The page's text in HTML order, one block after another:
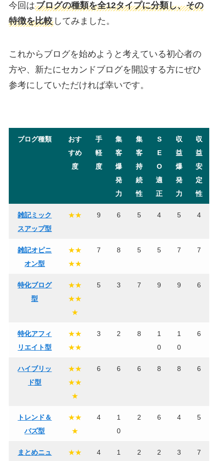
今回はブログの種類を全12タイプに分類し、その
特徴を比較してみました。
これからブログを始めようと考えている初心者の
方や、新たにセカンドブログを開設する方にぜひ
参考にしていただければ幸いです。
ブログ種類
おす
すめ
度
手
軽
度
集
客
爆
発
力
集
客
持
続
性
S
E
O
適
正
収
益
爆
発
力
収
益
安
定
性
雑記ミック
スアップ型
★★ 9 6 5 4 5 4
雑記オピニ
オン型
★★
★★
7 8 5 5 7 7
特化ブログ
型
★★
★★
★
5 3 7 9 9 6
特化アフィ
リエイト型
★★
★★
3 2 8
1
0
1
0
6
ハイブリッ
ド型
★★
★★
★
6 6 6 8 8 6
トレンド＆
バズ型
★★
★
4
1
0
2 6 4 5
まとめニュ
★★ 4
1
2 2 3 7